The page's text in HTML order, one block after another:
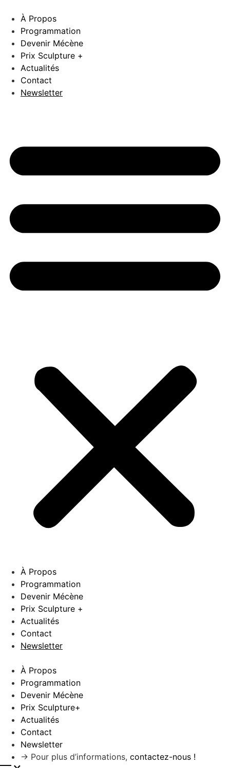
contenu
À Propos
Programmation
Devenir Mécène
Prix Sculpture +
Actualités
Contact
Newsletter
À Propos
Programmation
Devenir Mécène
Prix Sculpture +
Actualités
Contact
Newsletter
À Propos
Programmation
Devenir Mécène
Prix Sculpture+
Actualités
Contact
Newsletter
→ Pour plus d’informations, contactez-nous !